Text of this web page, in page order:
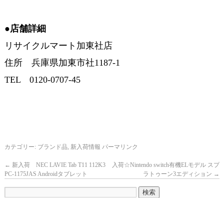
●店舗詳細
リサイクルマート加東社店
住所 兵庫県加東市社1187-1
TEL 0120-0707-45
カテゴリー: ブランド品 新入荷情報 パーマリンク
← 新入荷 NEC LAVIE Tab T11 112K3
PC-1175JAS Androidタブレット
入荷☆Nintendo switch有機ELモデル スプ
ラトゥーン3エディション →